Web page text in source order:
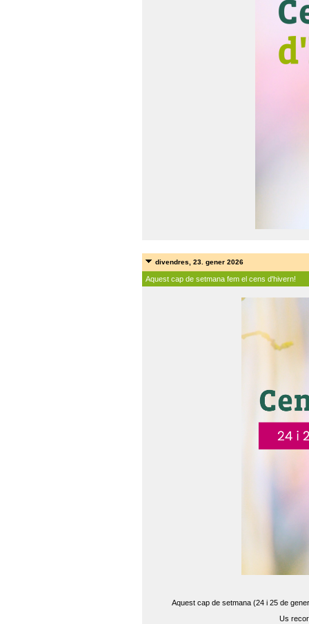
divendres, 23. gener 2026
Aquest cap de setmana fem el cens d'hivern!
Aquest cap de setmana (24 i 25 de
Us